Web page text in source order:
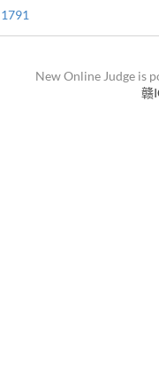
1791
New Online Judge is
赣